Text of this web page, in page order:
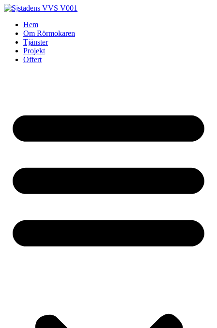
Skip
contentHem
Om Rörmokaren
Tjänster
Projekt
Offert